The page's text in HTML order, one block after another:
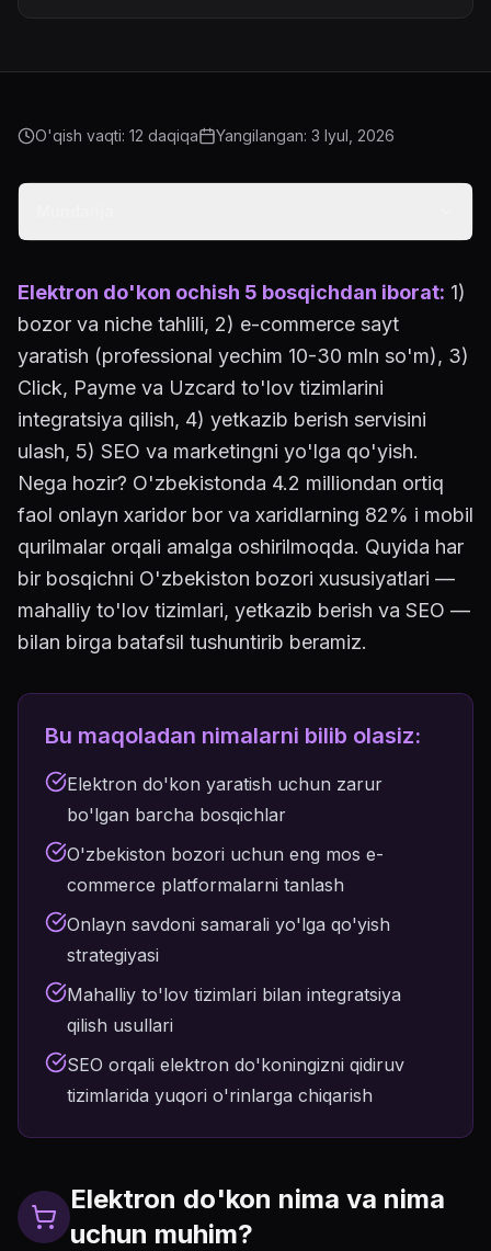
O'qish vaqti: 12 daqiqa Yangilangan: 3 Iyul, 2026
Elektron do'kon ochish 5 bosqichdan iborat: 1)
bozor va niche tahlili, 2) e-commerce sayt
yaratish (professional yechim 10-30 mln so'm), 3)
Click, Payme va Uzcard to'lov tizimlarini
integratsiya qilish, 4) yetkazib berish servisini
ulash, 5) SEO va marketingni yo'lga qo'yish.
Nega hozir? O'zbekistonda 4.2 milliondan ortiq
faol onlayn xaridor bor va xaridlarning 82% i mobil
qurilmalar orqali amalga oshirilmoqda. Quyida har
bir bosqichni O'zbekiston bozori xususiyatlari —
mahalliy to'lov tizimlari, yetkazib berish va SEO —
bilan birga batafsil tushuntirib beramiz.
Bu maqoladan nimalarni bilib olasiz:
Elektron do'kon yaratish uchun zarur
bo'lgan barcha bosqichlar
O'zbekiston bozori uchun eng mos e-
commerce platformalarni tanlash
Onlayn savdoni samarali yo'lga qo'yish
strategiyasi
Mahalliy to'lov tizimlari bilan integratsiya
qilish usullari
SEO orqali elektron do'koningizni qidiruv
tizimlarida yuqori o'rinlarga chiqarish
Elektron do'kon nima va nima
uchun muhim?